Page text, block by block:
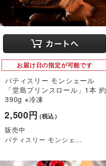
お届け日の指定が可能です
パティスリー モンシェール
「堂島プリンスロール」1本 約
390g ※冷凍
2,500円（税込）
販売中
パティスリー モンシェ...